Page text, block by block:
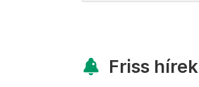
Friss hírek